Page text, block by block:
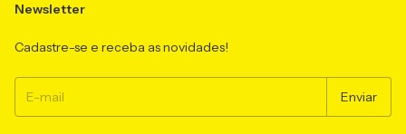
Newsletter
Cadastre-se e receba as novidades!